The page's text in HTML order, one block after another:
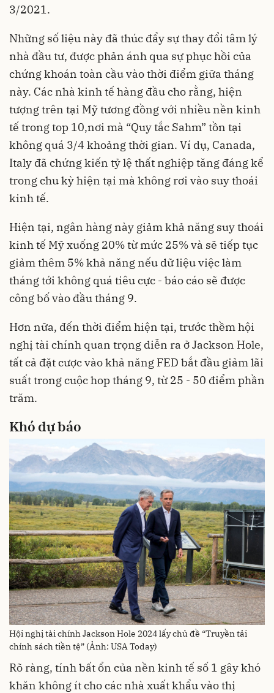
3/2021.
Những số liệu này đã thúc đẩy sự thay đổi tâm lý
nhà đầu tư, được phản ánh qua sự phục hồi của
chứng khoán toàn cầu vào thời điểm giữa tháng
này. Các nhà kinh tế hàng đầu cho rằng, hiện
tượng trên tại Mỹ tương đồng với nhiều nền kinh
tế trong top 10,nơi mà “Quy tắc Sahm” tồn tại
không quá 3/4 khoảng thời gian. Ví dụ, Canada,
Italy đã chứng kiến ​​tỷ lệ thất nghiệp tăng đáng kể
trong chu kỳ hiện tại mà không rơi vào suy thoái
kinh tế.
Hiện tại, ngân hàng này giảm khả năng suy thoái
kinh tế Mỹ xuống 20% từ mức 25% và sẽ tiếp tục
giảm thêm 5% khả năng nếu dữ liệu việc làm
tháng tới không quá tiêu cực - báo cáo sẽ được
công bố vào đầu tháng 9.
Hơn nữa, đến thời điểm hiện tại, trước thềm hội
nghị tài chính quan trọng diễn ra ở Jackson Hole,
tất cả đặt cược vào khả năng FED bắt đầu giảm lãi
suất trong cuộc hop tháng 9, từ 25 - 50 điểm phần
trăm.
Khó dự báo
Hội nghị tài chính Jackson Hole 2024 lấy chủ đề “Truyền tải
chính sách tiền tệ” (Ảnh: USA Today)
Rõ ràng, tính bất ổn của nền kinh tế số 1 gây khó
khăn không ít cho các nhà xuất khẩu vào thị